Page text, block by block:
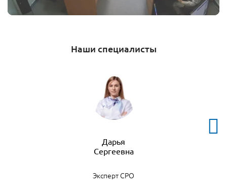
Наши специалисты
Дарья
Сергеевна
Эксперт СРО